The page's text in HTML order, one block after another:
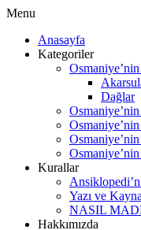
Menu
Anasayfa
Kategoriler
Osmaniye’nin
Dağlar
Osmaniye’nin
Kurallar
Yazı ve
NASIL
Hakkımızda